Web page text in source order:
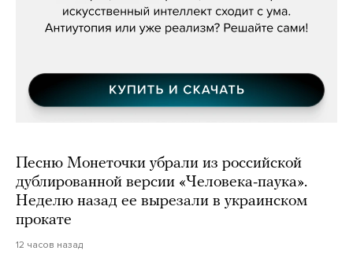
Песню Монеточки убрали из российской
дублированной версии «Человека-паука».
Неделю назад ее вырезали в украинском
прокате
12 часов назад